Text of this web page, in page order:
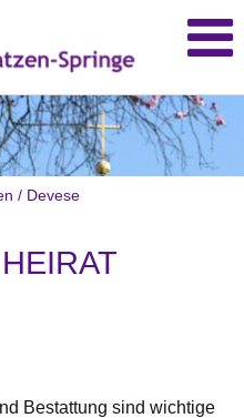
/ Devese
Bestattung sind wichtige